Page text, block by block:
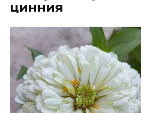
цинния